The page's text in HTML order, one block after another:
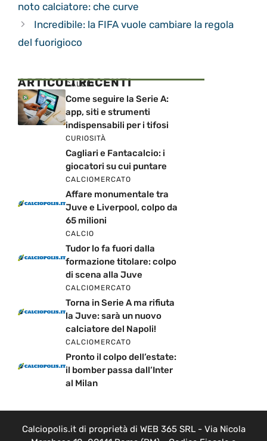
noto calciatore: che curve
Incredibile: la FIFA vuole cambiare la regola
del fuorigioco
ARTICOLI RECENTI
CALCIO
Come seguire la Serie A:
app, siti e strumenti
indispensabili per i tifosi
CURIOSITÀ
Cagliari e Fantacalcio: i
giocatori su cui puntare
CALCIOMERCATO
Affare monumentale tra
Juve e Liverpool, colpo da
65 milioni
CALCIO
Tudor lo fa fuori dalla
formazione titolare: colpo
di scena alla Juve
CALCIOMERCATO
Torna in Serie A ma rifiuta
la Juve: sarà un nuovo
calciatore del Napoli!
CALCIOMERCATO
Pronto il colpo dell’estate:
il bomber passa dall’Inter
al Milan
Calciopolis.it di proprietà di WEB 365 SRL - Via Nicola